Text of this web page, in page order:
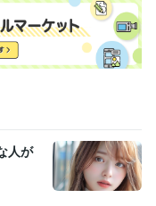
年2月
人が